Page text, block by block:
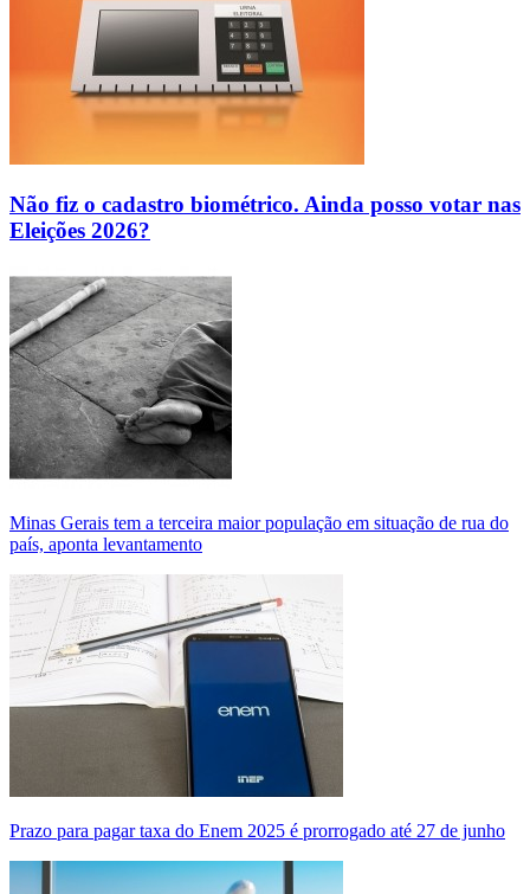
Não fiz o cadastro biométrico. Ainda posso votar nas
Eleições 2026?
Minas Gerais tem a terceira maior população em situação de rua do
país, aponta levantamento
Prazo para pagar taxa do Enem 2025 é prorrogado até 27 de junho